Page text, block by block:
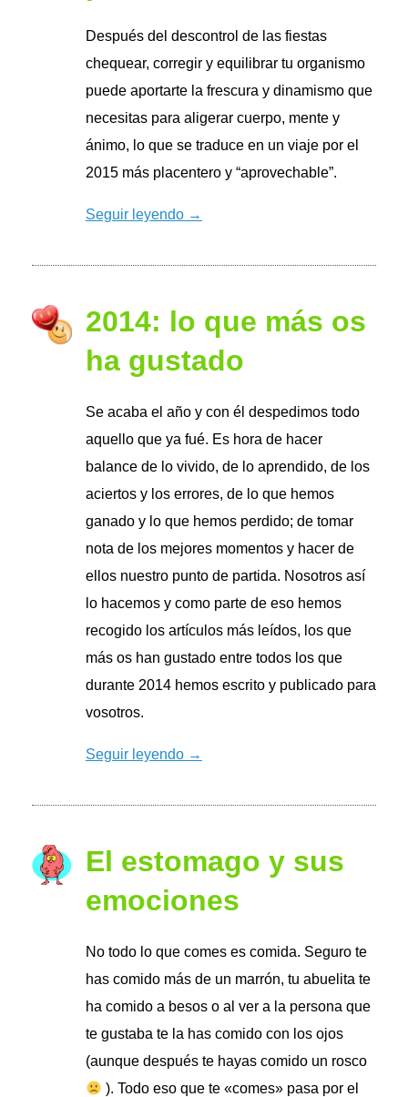
Después del descontrol de las fiestas
chequear, corregir y equilibrar tu organismo
puede aportarte la frescura y dinamismo que
necesitas para aligerar cuerpo, mente y
ánimo, lo que se traduce en un viaje por el
2015 más placentero y “aprovechable”.
Seguir leyendo →
2014: lo que más os
ha gustado
Se acaba el año y con él despedimos todo
aquello que ya fué. Es hora de hacer
balance de lo vivido, de lo aprendido, de los
aciertos y los errores, de lo que hemos
ganado y lo que hemos perdido; de tomar
nota de los mejores momentos y hacer de
ellos nuestro punto de partida. Nosotros así
lo hacemos y como parte de eso hemos
recogido los artículos más leídos, los que
más os han gustado entre todos los que
durante 2014 hemos escrito y publicado para
vosotros.
Seguir leyendo →
El estomago y sus
emociones
No todo lo que comes es comida. Seguro te
has comido más de un marrón, tu abuelita te
ha comido a besos o al ver a la persona que
te gustaba te la has comido con los ojos
(aunque después te hayas comido un rosco
). Todo eso que te «comes» pasa por el